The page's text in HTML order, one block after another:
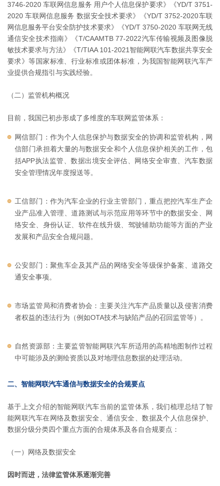
3746-2020 车联网信息服务 用户个人信息保护要求》《YD/T 3751-
2020 车联网信息服务 数据安全技术要求》《YD/T 3752-2020车联
网信息服务平台安全防护技术要求》《YD/T 3750-2020 车联网无线
通信安全技术指南》《T/CAAMTB 77-2022汽车传输视频及图像脱
敏技术要求与方法》《T/TIAA 101-2021智能网联汽车数据共享安全
要求》等国家标准、行业标准或团体标准，为我国智能网联汽车产
业提供合规指引与实践经验。
（二）监管机构概况
目前，我国已初步形成了多维度的车联网监管体系：
网信部门：作为个人信息保护与数据安全的协调和监管机构，网
信部门承担着大量的与数据安全和个人信息保护相关的工作，包
括APP执法监管、数据出境安全评估、网络安全审查、汽车数据
安全管理情况年度报送等。
工信部门：作为汽车企业的行业主管部门，重点把控汽车生产企
业产品准入管理、道路测试与示范应用等环节中的数据安全、网
络安全、身份认证、软件在线升级、驾驶辅助功能等方面的产业
发展和产品安全合规问题。
公安部门：聚焦车企及其产品的网络安全等级保护备案、道路交
通安全事项。
市场监管局和消费者协会：主要关注汽车产品质量以及侵害消费
者权益的违法行为（例如OTA技术与缺陷产品的召回监管等）。
自然资源部：主要监管智能网联汽车所适用的高精地图制作过程
中可能涉及的测绘资质以及对地理信息数据的处理活动。
二、智能网联汽车通信与数据安全的合规要点
基于上文介绍的智能网联汽车当前的监管体系，我们梳理总结了智
能网联汽车在网络及数据安全、通信安全、数据及个人信息保护、
数据分级分类四个重点方面的合规体系及各自合规要点：
（一）网络及数据安全
因时而进，法律监管体系逐渐完善